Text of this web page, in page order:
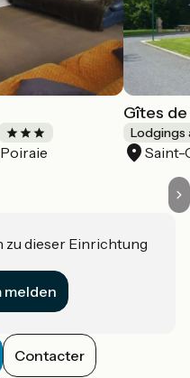
Gîtes
Lodgings
Saint-
zu dieser Einrichtung
melden
Contacter